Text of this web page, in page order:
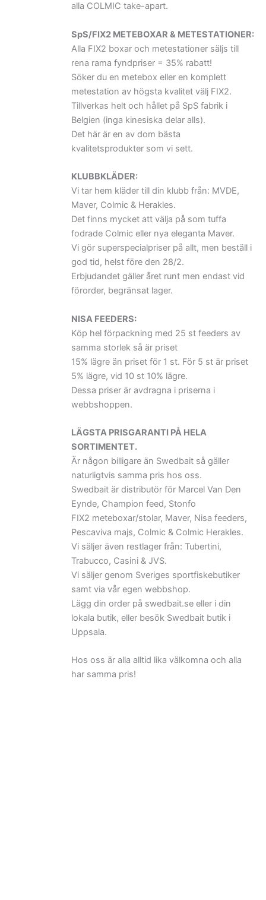
alla COLMIC take-apart.
SpS/FIX2 METEBOXAR & METESTATIONER:
Alla FIX2 boxar och metestationer säljs till
rena rama fyndpriser = 35% rabatt!
Söker du en metebox eller en komplett
metestation av högsta kvalitet välj FIX2.
Tillverkas helt och hållet på SpS fabrik i
Belgien (inga kinesiska delar alls).
Det här är en av dom bästa
kvalitetsprodukter som vi sett.
KLUBBKLÄDER:
Vi tar hem kläder till din klubb från: MVDE,
Maver, Colmic & Herakles.
Det finns mycket att välja på som tuffa
fodrade Colmic eller nya eleganta Maver.
Vi gör superspecialpriser på allt, men beställ i
god tid, helst före den 28/2.
Erbjudandet gäller året runt men endast vid
förorder, begränsat lager.
NISA FEEDERS:
Köp hel förpackning med 25 st feeders av
samma storlek så är priset
15% lägre än priset för 1 st. För 5 st är priset
5% lägre, vid 10 st 10% lägre.
Dessa priser är avdragna i priserna i
webbshoppen.
LÄGSTA PRISGARANTI PÅ HELA
SORTIMENTET.
Är någon billigare än Swedbait så gäller
naturligtvis samma pris hos oss.
Swedbait är distributör för Marcel Van Den
Eynde, Champion feed, Stonfo
FIX2 meteboxar/stolar, Maver, Nisa feeders,
Pescaviva majs, Colmic & Colmic Herakles.
Vi säljer även restlager från: Tubertini,
Trabucco, Casini & JVS.
Vi säljer genom Sveriges sportfiskebutiker
samt via vår egen webbshop.
Lägg din order på swedbait.se eller i din
lokala butik, eller besök Swedbait butik i
Uppsala.
Hos oss är alla alltid lika välkomna och alla
har samma pris!